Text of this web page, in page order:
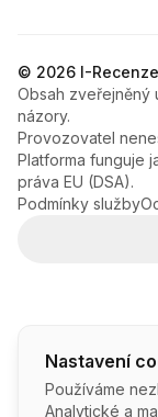
Nastavení
Používáme
Analytické a
© 2026 I-
Obsah zveřejněný
názory.
Provozovatel
Platforma funguje
práva EU (DSA).
Podmínky služby